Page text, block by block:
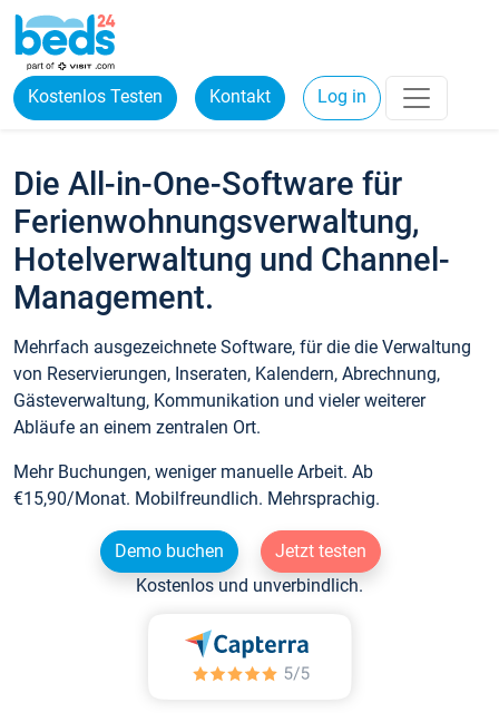
Kostenlos Testen Kontakt Log in
Die All-in-One-Software für
Ferienwohnungsverwaltung,
Hotelverwaltung und Channel-
Management.
Mehrfach ausgezeichnete Software, für die die Verwaltung
von Reservierungen, Inseraten, Kalendern, Abrechnung,
Gästeverwaltung, Kommunikation und vieler weiterer
Abläufe an einem zentralen Ort.
Mehr Buchungen, weniger manuelle Arbeit. Ab
€15,90/Monat. Mobilfreundlich. Mehrsprachig.
Demo buchen
Jetzt testen
Kostenlos und unverbindlich.